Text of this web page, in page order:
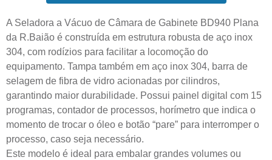
A Seladora a Vácuo de Câmara de Gabinete BD940 Plana
da R.Baião é construída em estrutura robusta de aço inox
304, com rodízios para facilitar a locomoção do
equipamento. Tampa também em aço inox 304, barra de
selagem de fibra de vidro acionadas por cilindros,
garantindo maior durabilidade. Possui painel digital com 15
programas, contador de processos, horímetro que indica o
momento de trocar o óleo e botão “pare” para interromper o
processo, caso seja necessário.
Este modelo é ideal para embalar grandes volumes ou